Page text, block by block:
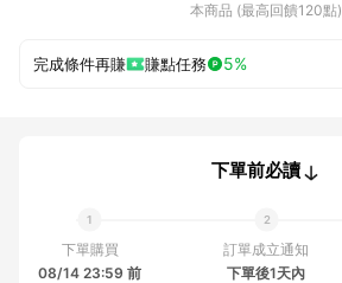
本商品 (最高回饋120點)
完成條件再賺 賺點任務 5%
下單前必讀
下單購買
08/14 23:59 前
訂單成立通知
下單後1天內